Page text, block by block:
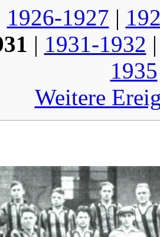
1926-1927 |
| 1931-1932
1935
Weitere